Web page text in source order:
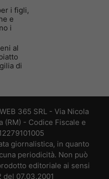
i figli,
e
i
al
di
365 SRL - Via Nicola
(RM) - Codice Fiscale e
giornalistica, in quanto
periodicità. Non può
editoriale ai sensi
07.03.2001